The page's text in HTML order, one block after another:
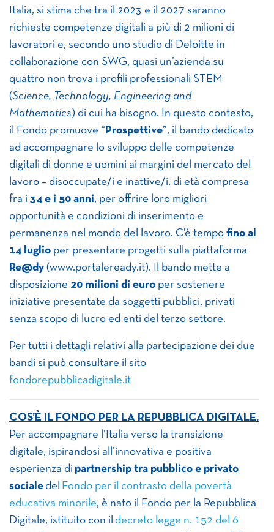
Italia, si stima che tra il 2023 e il 2027 saranno
richieste competenze digitali a più di 2 milioni di
lavoratori e, secondo uno studio di Deloitte in
collaborazione con SWG, quasi un’azienda su
quattro non trova i profili professionali STEM
(Science, Technology, Engineering and
Mathematics) di cui ha bisogno. In questo contesto,
il Fondo promuove “ Prospettive”, il bando dedicato
ad accompagnare lo sviluppo delle competenze
digitali di donne e uomini ai margini del mercato del
lavoro – disoccupate/i e inattive/i, di età compresa
fra i 34 e i 50 anni, per offrire loro migliori
opportunità e condizioni di inserimento e
permanenza nel mondo del lavoro. C’è tempo fino al
14 luglio per presentare progetti sulla piattaforma
Re@dy (www.portaleready.it). Il bando mette a
disposizione 20 milioni di euro per sostenere
iniziative presentate da soggetti pubblici, privati
senza scopo di lucro ed enti del terzo settore.
Per tutti i dettagli relativi alla partecipazione dei due
bandi si può consultare il sito
fondorepubblicadigitale.it
COS’È IL FONDO PER LA REPUBBLICA DIGITALE.
Per accompagnare l’Italia verso la transizione
digitale, ispirandosi all’innovativa e positiva
esperienza di partnership tra pubblico e privato
sociale del
Fondo per il contrasto della povertà
educativa minorile, è nato il Fondo per la Repubblica
Digitale, istituito con il decreto legge n. 152 del 6